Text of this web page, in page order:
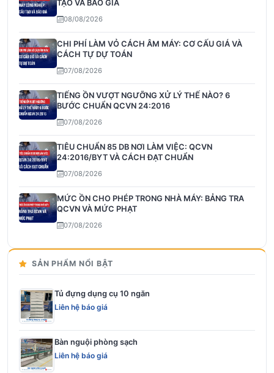
TẠO VÀ BÁO GIÁ
08/08/2026
CHI PHÍ LÀM VỎ CÁCH ÂM MÁY: CƠ CẤU GIÁ VÀ
CÁCH TỰ DỰ TOÁN
07/08/2026
TIẾNG ỒN VƯỢT NGƯỠNG XỬ LÝ THẾ NÀO? 6
BƯỚC CHUẨN QCVN 24:2016
07/08/2026
TIÊU CHUẨN 85 DB NƠI LÀM VIỆC: QCVN
24:2016/BYT VÀ CÁCH ĐẠT CHUẨN
07/08/2026
MỨC ỒN CHO PHÉP TRONG NHÀ MÁY: BẢNG TRA
QCVN VÀ MỨC PHẠT
07/08/2026
SẢN PHẨM NỔI BẬT
Tủ đựng dụng cụ 10 ngăn
Liên hệ báo giá
Bàn nguội phòng sạch
Liên hệ báo giá